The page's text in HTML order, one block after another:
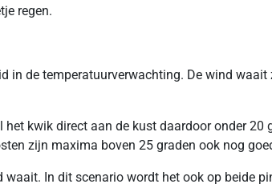
regen.
in de temperatuurverwachting. De wind
kwik direct aan de kust daardoor onder
zijn maxima boven 25 graden ook nog
In dit scenario wordt het ook op beide